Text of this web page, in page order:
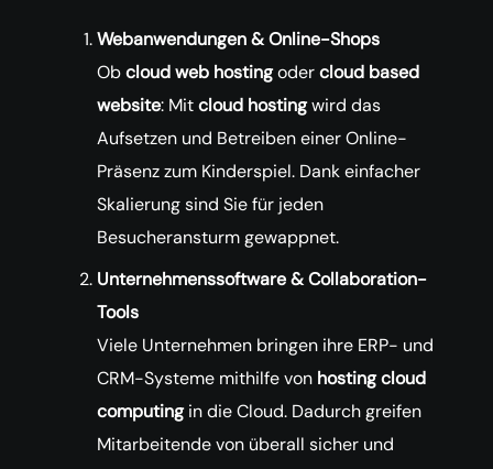
Webanwendungen & Online-Shops
Obcloud web hostingodercloud based
website: Mitcloud hostingwird das
Aufsetzen und Betreiben einer Online-
Präsenz zum Kinderspiel. Dank einfacher
Skalierung sind Sie für jeden
Besucheransturm gewappnet.
Unternehmenssoftware & Collaboration-
Tools
Viele Unternehmen bringen ihre ERP- und
CRM-Systeme mithilfe von hosting cloud
computingin die Cloud. Dadurch greifen
Mitarbeitende von überall sicher und